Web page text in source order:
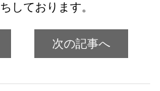
しております。
次の記事へ